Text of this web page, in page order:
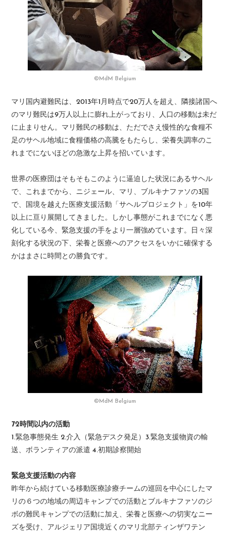
©MdM Belgium
マリ国内避難民は、2013年1月時点で20万人を超え、隣接諸国へ
のマリ難民は9万人以上に膨れ上がっており、人口の移動は未だ
に止まりせん。マリ難民の移動は、ただでさえ慢性的な食糧不
足のサヘル地域に食糧価格の高騰をもたらし、栄養失調率のこ
れまでにないほどの急激な上昇を招いています。
世界の医療団はそもそもこのように逼迫した状況にあるサヘル
で、これまでから、ニジェール、マリ、ブルキナファソの3国
で、国境を越えた医療支援活動「サヘルプロジェクト」を10年
以上に亘り展開してきました。しかし事態がこれまでになく悪
化している今、緊急支援の手をより一層強めています。日々深
刻化する状況の下、栄養と医療へのアクセスをいかに確保する
かはまさに時間との勝負です。
©MdM Belgium
72時間以内の活動
1.緊急事態発生 2.介入（緊急デスク発足）3.緊急支援物資の輸
送、ボランティアの派遣 4.初期診察開始
緊急支援活動の内容
昨年から続けている移動医療診療チームの巡回を中心にしたマ
リの６つの地域の周辺キャンプでの活動とブルキナファソのジ
ボの難民キャンプでの活動に加え、栄養と医療への切実なニー
ズを受け、アルジェリア国境近くのマリ北部ティンザワテン